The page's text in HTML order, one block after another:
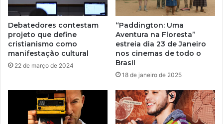
Debatedores contestam
projeto que define
cristianismo como
manifestação cultural
22 de março de 2024
“Paddington: Uma
Aventura na Floresta”
estreia dia 23 de Janeiro
nos cinemas de todo o
Brasil
18 de janeiro de 2025